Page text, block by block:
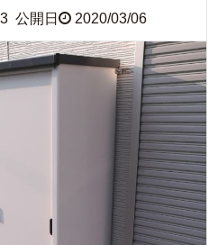
公開日 2020/03/06